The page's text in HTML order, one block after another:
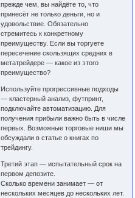
прежде чем, вы найдёте то, что
принесёт не только деньги, но и
удовольствие. Обязательно
стремитесь к конкретному
преимуществу. Если вы торгуете
пересечение скользящих средних в
метатрейдере — какое из этого
преимущество?
Используйте прогрессивные подходы
— кластерный анализ, футпринт,
подключайте автоматизацию. Для
получения прибыли важно быть в числе
первых. Возможные торговые ниши мы
обсуждали в статье о книгах по
трейдингу.
Третий этап — испытательный срок на
первом депозите.
Сколько времени занимает — от
нескольких месяцев до нескольких лет.